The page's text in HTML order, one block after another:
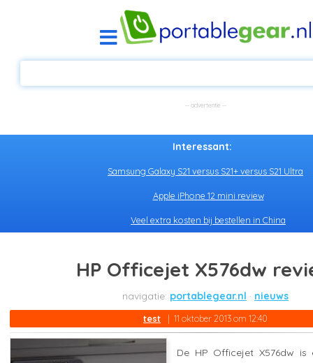
Interessant:
Samsung Galaxy S21 versus S21+ versus S21 Ultra
Apple iPhone 12 mini review
Veel extra kosten bij bestellen in China
HP Officejet X576dw
portablegear.nl nieuws
test 11 oktober 2013 om 12:40
De HP Officejet X576dw is